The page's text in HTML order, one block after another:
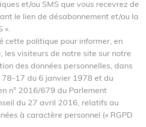
et/ou SMS que vous recevrez de
le lien de désabonnement et/ou la
».
cette politique pour informer, en
les visiteurs de notre site sur notre
des données personnelles, dans
78-17 du 6 janvier 1978 et du
n° 2016/679 du Parlement
du 27 avril 2016, relatifs au
à caractère personnel (« RGPD